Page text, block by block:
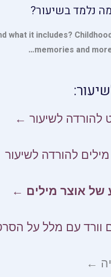
מה נלמד בשיעור?
what it includes?
memories and
להורדה לשיעור ←
להורדה
של אוצר מילים ←
וורד עם מלל על
←